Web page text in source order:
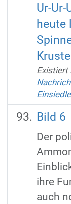
Ur-
heute
Existiert
Bild 6
Der
ihre
auch